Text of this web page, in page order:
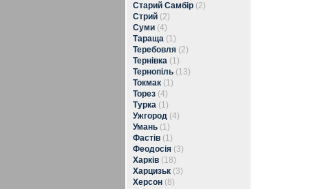
Старий Самбір (2)
Стрий (2)
Суми (4)
Тараща (1)
Теребовля (2)
Тернівка (1)
Тернопіль (13)
Токмак (1)
Торез (4)
Турка (1)
Ужгород (4)
Умань (1)
Фастів (1)
Феодосія (3)
Харків (18)
Харцизьк (3)
Херсон (8)